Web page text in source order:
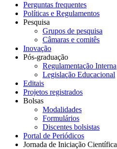
Perguntas frequentes
Políticas e Regulamentos
Pesquisa
Grupos de pesquisa
Câmaras e comitês
Inovação
Pós-graduação
Regulamentação Interna
Legislação Educacional
Editais
Projetos registrados
Bolsas
Modalidades
Formulários
Discentes bolsistas
Portal de Periódicos
Jornada de Iniciação Científica